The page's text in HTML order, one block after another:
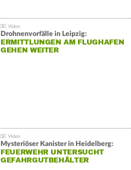
Drohnenvorfälle in Leipzig:
ERMITTLUNGEN AM FLUGHAFEN
GEHEN WEITER
Mysteriöser Kanister in Heidelberg:
FEUERWEHR UNTERSUCHT
GEFAHRGUTBEHÄLTER